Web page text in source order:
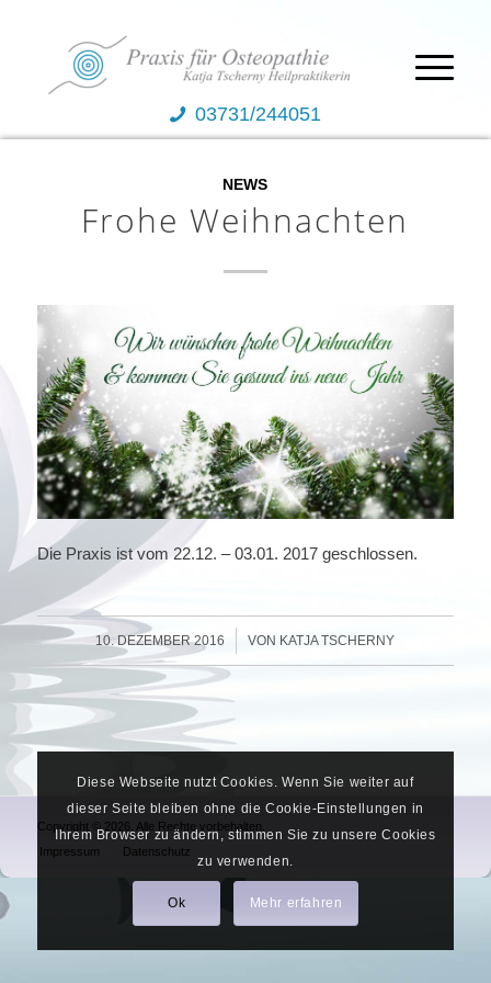
03731/244051
NEWS
Frohe Weihnachten
Die Praxis ist vom 22.12. – 03.01. 2017 geschlossen.
10. DEZEMBER 2016
/ VON KATJA TSCHERNY
Copyright © 2026. Alle Rechte vorbehalten.
Impressum
Datenschutz
Diese Webseite nutzt Cookies. Wenn Sie weiter auf
dieser Seite bleiben ohne die Cookie-Einstellungen in
Ihrem Browser zu ändern, stimmen Sie zu unsere Cookies
zu verwenden.
Ok Mehr erfahren